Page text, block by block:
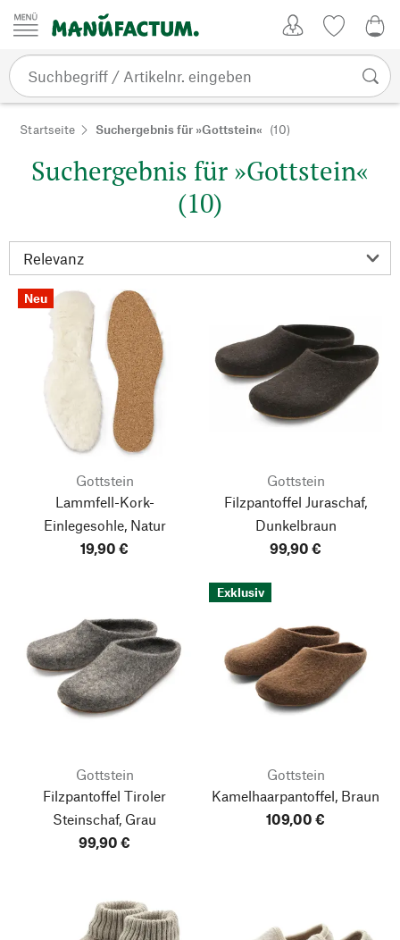
Zum Inhalt springen
Startseite Suchergebnis für »Gottstein« (10)
Suchergebnis für »Gottstein«
(10)
Neu
Gottstein
Lammfell-Kork-
Einlegesohle, Natur
19,90 €
Gottstein
Filzpantoffel Juraschaf,
Dunkelbraun
99,90 €
Gottstein
Filzpantoffel Tiroler
Steinschaf, Grau
99,90 €
Exklusiv
Gottstein
Kamelhaarpantoffel, Braun
109,00 €